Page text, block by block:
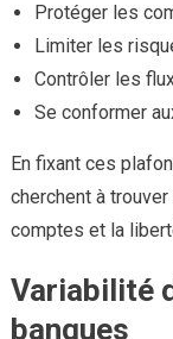
Protéger les
Limiter les
Contrôler les
Se conformer
En fixant ces
cherchent à
comptes et la
Variabilité
banques